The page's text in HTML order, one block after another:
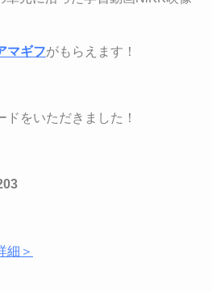
マギフがもらえます！
をいただきました！
細＞